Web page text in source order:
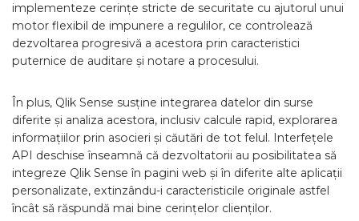
implementeze cerințe stricte de securitate cu ajutorul unui
motor flexibil de impunere a regulilor, ce controlează
dezvoltarea progresivă a acestora prin caracteristici
puternice de auditare și notare a procesului.
În plus, Qlik Sense susține integrarea datelor din surse
diferite și analiza acestora, inclusiv calcule rapid, explorarea
informațiilor prin asocieri și căutări de tot felul. Interfețele
API deschise înseamnă că dezvoltatorii au posibilitatea să
integreze Qlik Sense în pagini web și în diferite alte aplicații
personalizate, extinzându-i caracteristicile originale astfel
încât să răspundă mai bine cerințelor clienților.